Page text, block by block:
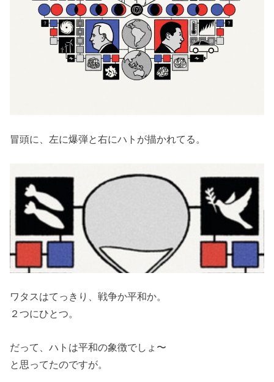
冒頭に、左に爆弾と右にハトが描かれてる。
ワタスはてっきり、戦争か平和か。
２つにひとつ。
だって、ハトは平和の象徴でしょ〜
と思ってたのですが。